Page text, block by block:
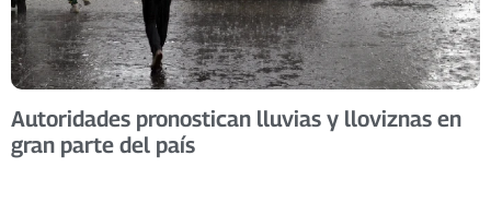
Autoridades pronostican lluvias y lloviznas en
gran parte del país